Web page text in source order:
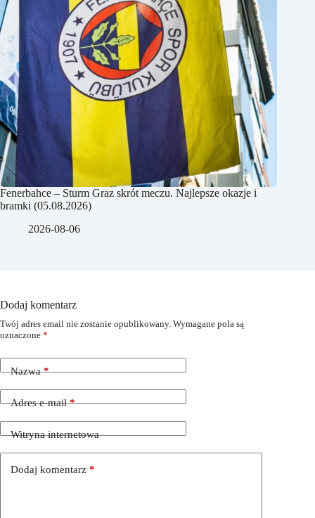
Fenerbahce – Sturm Graz skrót meczu. Najlepsze okazje i
bramki (05.08.2026)
2026-08-06
Dodaj komentarz
Twój adres email nie zostanie opublikowany. Wymagane pola są
oznaczone *
Nazwa*
Adres e-mail*
Witryna internetowa
Dodaj komentarz *